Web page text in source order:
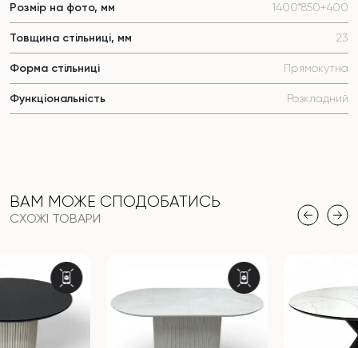
Розмір на фото, мм 1400*850+400
Товщина стільниці, мм 23
Форма стільниці Прямокутна
Функціональність Розкладний
ВАМ МОЖЕ СПОДОБАТИСЬ
СХОЖІ ТОВАРИ